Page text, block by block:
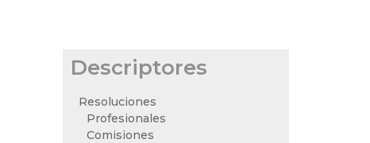
Descriptores
Resoluciones
Profesionales
Comisiones